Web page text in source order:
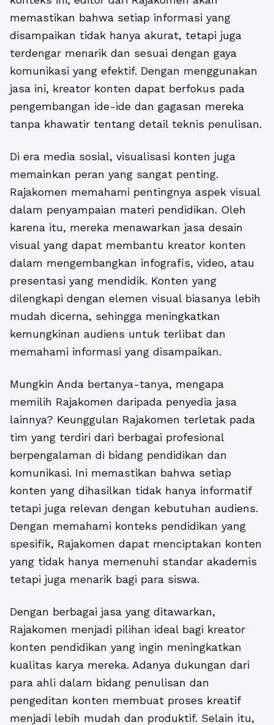
memastikan bahwa setiap informasi yang
disampaikan tidak hanya akurat, tetapi juga
terdengar menarik dan sesuai dengan gaya
komunikasi yang efektif. Dengan menggunakan
jasa ini, kreator konten dapat berfokus pada
pengembangan ide-ide dan gagasan mereka
tanpa khawatir tentang detail teknis penulisan.
Di era media sosial, visualisasi konten juga
memainkan peran yang sangat penting.
Rajakomen memahami pentingnya aspek visual
dalam penyampaian materi pendidikan. Oleh
karena itu, mereka menawarkan jasa desain
visual yang dapat membantu kreator konten
dalam mengembangkan infografis, video, atau
presentasi yang mendidik. Konten yang
dilengkapi dengan elemen visual biasanya lebih
mudah dicerna, sehingga meningkatkan
kemungkinan audiens untuk terlibat dan
memahami informasi yang disampaikan.
Mungkin Anda bertanya-tanya, mengapa
memilih Rajakomen daripada penyedia jasa
lainnya? Keunggulan Rajakomen terletak pada
tim yang terdiri dari berbagai profesional
berpengalaman di bidang pendidikan dan
komunikasi. Ini memastikan bahwa setiap
konten yang dihasilkan tidak hanya informatif
tetapi juga relevan dengan kebutuhan audiens.
Dengan memahami konteks pendidikan yang
spesifik, Rajakomen dapat menciptakan konten
yang tidak hanya memenuhi standar akademis
tetapi juga menarik bagi para siswa.
Dengan berbagai jasa yang ditawarkan,
Rajakomen menjadi pilihan ideal bagi kreator
konten pendidikan yang ingin meningkatkan
kualitas karya mereka. Adanya dukungan dari
para ahli dalam bidang penulisan dan
pengeditan konten membuat proses kreatif
menjadi lebih mudah dan produktif. Selain itu,